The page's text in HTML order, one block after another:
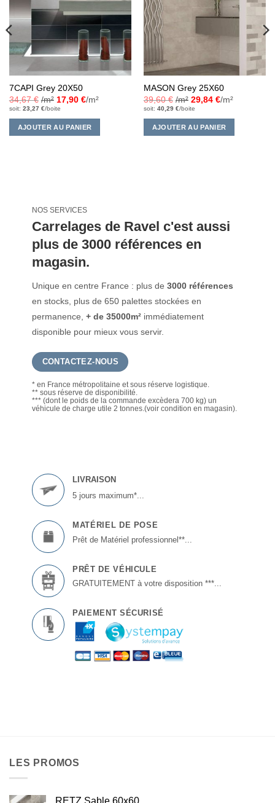
7CAPI Grey 20X50
34,67€ /m² 17,90 €/m²
soit: 23,27 €/boite
AJOUTER AU PANIER
MASON Grey 25X60
39,60€ /m² 29,84 €/m²
soit: 40,29 €/boite
AJOUTER AU PANIER
NOS SERVICES
Carrelages de Ravel c'est aussi
plus de 3000 références en
magasin.
Unique en centre France : plus de3000 références
en stocks, plus de 650 palettes stockées en
permanence,+ de 35000m² immédiatement
disponible pour mieux vous servir.
CONTACTEZ-NOUS
* en France métropolitaine et sous réserve logistique.
** sous réserve de disponibilité.
*** (dont le poids de la commande excèdera 700 kg) un
véhicule de charge utile 2 tonnes.(voir condition en magasin).
LIVRAISON
5 jours maximum*...
MATÉRIEL DE POSE
Prêt de Matériel professionnel**...
PRÊT DE VÉHICULE
GRATUITEMENT à votre disposition ***...
PAIEMENT SÉCURISÉ
LES PROMOS
RETZ Sable 60x60